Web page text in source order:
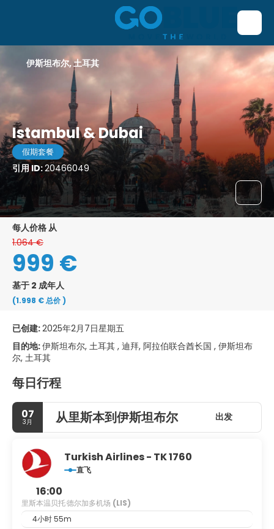
Istambul & Dubai
假期套餐
引用 ID:20466049
伊斯坦布尔, 土耳其
每人价格 从
1.064 €
999 €
基于 2 成年人
(1.998 €总价)
已创建:2025年2月7日星期五
目的地:伊斯坦布尔, 土耳其 , 迪拜, 阿拉伯联合酋长国 , 伊斯坦布
尔, 土耳其
每日行程
07
3月 从里斯本到伊斯坦布尔 出发
Turkish Airlines - TK 1760
直飞
16:00
里斯本温贝托·德尔加多机场 (LIS)
4小时 55m